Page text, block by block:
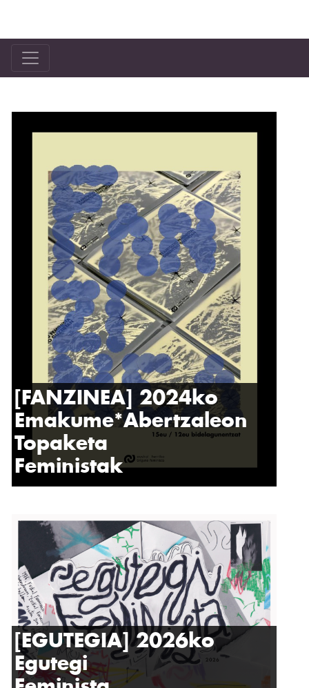
[FANZINEA] 2024ko
Emakume*Abertzaleon
Topaketa
Feministak
[EGUTEGIA] 2026ko
Egutegi